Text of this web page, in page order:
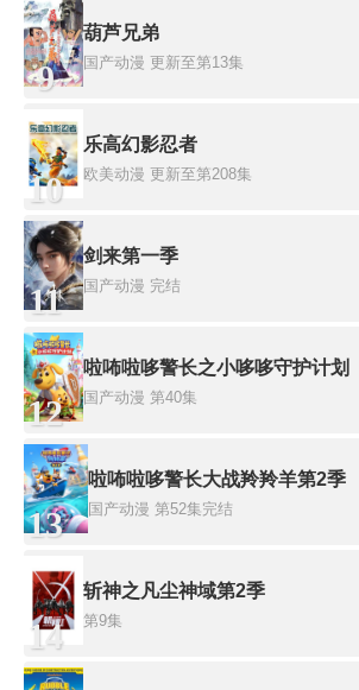
9
葫芦兄弟
国产动漫 更新至第13集
10
乐高幻影忍者
欧美动漫 更新至第208集
11
剑来第一季
国产动漫 完结
12
啦咘啦哆警长之小哆哆守护计划
国产动漫 第40集
13
啦咘啦哆警长大战羚羚羊第2季
国产动漫 第52集完结
14
斩神之凡尘神域第2季
第9集